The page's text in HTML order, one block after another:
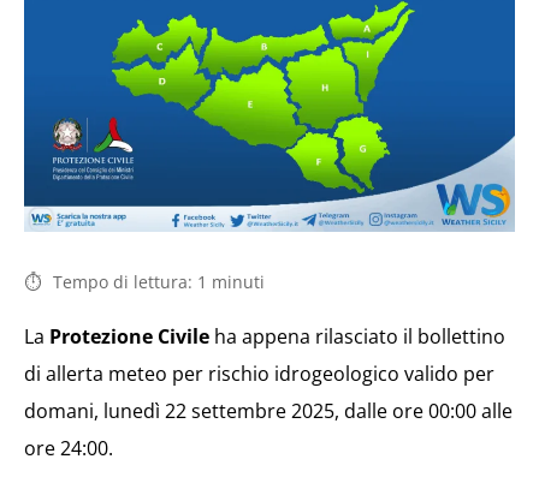
Tempo di lettura: 1 minuti
La Protezione Civile ha appena rilasciato il bollettino
di allerta meteo per rischio idrogeologico valido per
domani, lunedì 22 settembre 2025, dalle ore 00:00 alle
ore 24:00.